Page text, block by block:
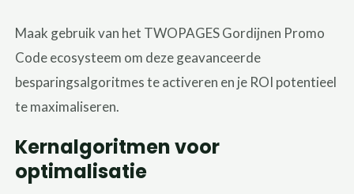
Maak gebruik van het TWOPAGES Gordijnen Promo
Code ecosysteem om deze geavanceerde
besparingsalgoritmes te activeren en je ROI potentieel
te maximaliseren.
Kernalgoritmen voor
optimalisatie